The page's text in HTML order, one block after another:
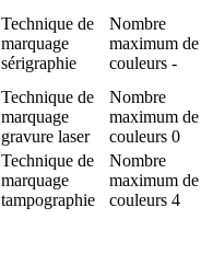
Technique de
marquage
sérigraphie
Nombre
maximum de
couleurs -
Technique de
marquage
gravure laser
Nombre
maximum de
couleurs 0
Technique de
marquage
tampographie
Nombre
maximum de
couleurs 4